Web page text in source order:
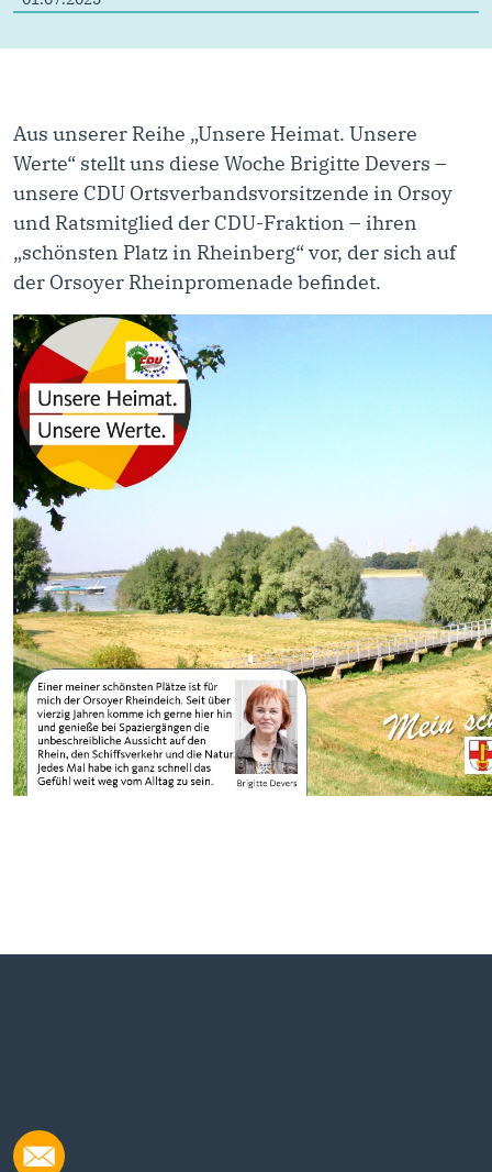
Aus unserer Reihe „Unsere Heimat. Unsere
Werte“ stellt uns diese Woche Brigitte Devers –
unsere CDU Ortsverbandsvorsitzende in Orsoy
und Ratsmitglied der CDU-Fraktion – ihren
„schönsten Platz in Rheinberg“ vor, der sich auf
der Orsoyer Rheinpromenade befindet.